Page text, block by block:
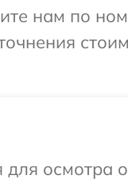
нам по
осмотра